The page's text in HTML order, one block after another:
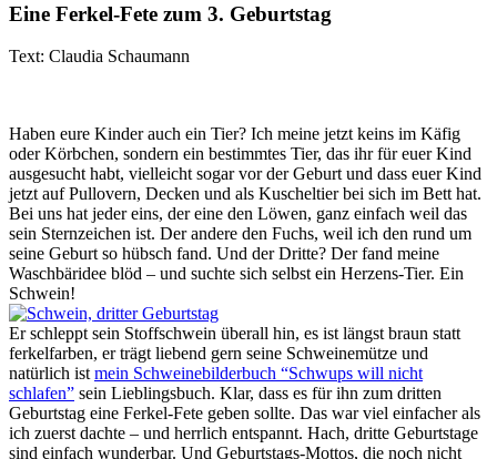
Eine Ferkel-Fete zum 3. Geburtstag
Text: Claudia Schaumann
Haben eure Kinder auch ein Tier? Ich meine jetzt keins im Käfig
oder Körbchen, sondern ein bestimmtes Tier, das ihr für euer Kind
ausgesucht habt, vielleicht sogar vor der Geburt und dass euer Kind
jetzt auf Pullovern, Decken und als Kuscheltier bei sich im Bett hat.
Bei uns hat jeder eins, der eine den Löwen, ganz einfach weil das
sein Sternzeichen ist. Der andere den Fuchs, weil ich den rund um
seine Geburt so hübsch fand. Und der Dritte? Der fand meine
Waschbäridee blöd – und suchte sich selbst ein Herzens-Tier. Ein
Schwein!
Er schleppt sein Stoffschwein überall hin, es ist längst braun statt
ferkelfarben, er trägt liebend gern seine Schweinemütze und
natürlich istmein Schweinebilderbuch “Schwups will nicht
schlafen” sein Lieblingsbuch. Klar, dass es für ihn zum dritten
Geburtstag eine Ferkel-Fete geben sollte. Das war viel einfacher als
ich zuerst dachte – und herrlich entspannt. Hach, dritte Geburtstage
sind einfach wunderbar. Und Geburtstags-Mottos, die noch nicht